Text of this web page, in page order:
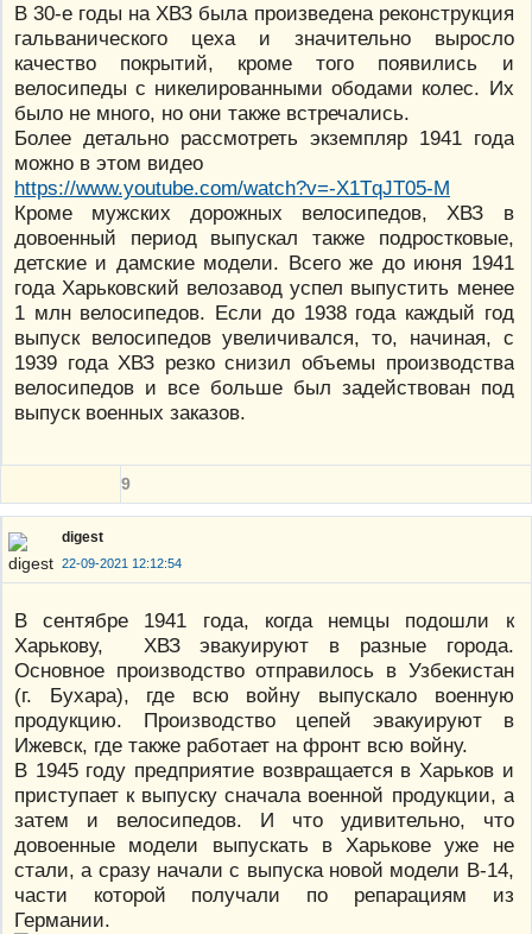
В 30-е годы на ХВЗ была произведена реконструкция
гальванического цеха и значительно выросло
качество покрытий, кроме того появились и
велосипеды с никелированными ободами колес. Их
было не много, но они также встречались.
Более детально рассмотреть экземпляр 1941 года
можно в этом видео
https://www.youtube.com/watch?v=-X1TqJT05-M
Кроме мужских дорожных велосипедов, ХВЗ в
довоенный период выпускал также подростковые,
детские и дамские модели. Всего же до июня 1941
года Харьковский велозавод успел выпустить менее
1 млн велосипедов. Если до 1938 года каждый год
выпуск велосипедов увеличивался, то, начиная, с
1939 года ХВЗ резко снизил объемы производства
велосипедов и все больше был задействован под
выпуск военных заказов.
9
digest
22-09-2021 12:12:54
В сентябре 1941 года, когда немцы подошли к
Харькову, ХВЗ эвакуируют в разные города.
Основное производство отправилось в Узбекистан
(г. Бухара), где всю войну выпускало военную
продукцию. Производство цепей эвакуируют в
Ижевск, где также работает на фронт всю войну.
В 1945 году предприятие возвращается в Харьков и
приступает к выпуску сначала военной продукции, а
затем и велосипедов. И что удивительно, что
довоенные модели выпускать в Харькове уже не
стали, а сразу начали с выпуска новой модели В-14,
части которой получали по репарациям из
Германии.